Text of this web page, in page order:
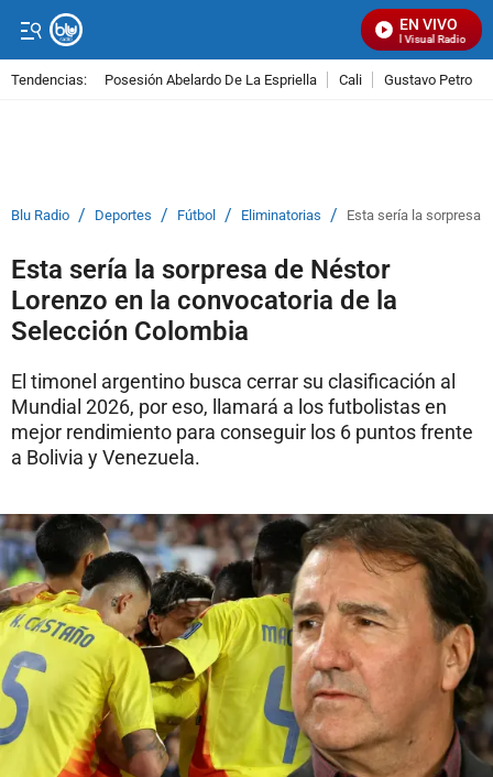
EN VIVO
Señal Visual Radio
Tendencias: Posesión Abelardo De La Espriella Cali Gustavo Petro
Blu Radio / Deportes / Fútbol / Eliminatorias / Esta sería la sorpresa
Esta sería la sorpresa de Néstor
Lorenzo en la convocatoria de la
Selección Colombia
El timonel argentino busca cerrar su clasificación al
Mundial 2026, por eso, llamará a los futbolistas en
mejor rendimiento para conseguir los 6 puntos frente
a Bolivia y Venezuela.